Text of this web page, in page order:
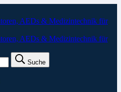
Suche